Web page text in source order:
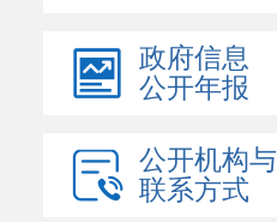
政府信息
公开年报
公开机构与
联系方式